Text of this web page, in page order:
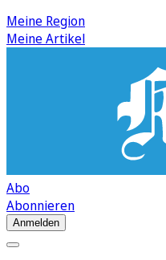
Meine Region
Meine Artikel
Abo
Abonnieren
Anmelden